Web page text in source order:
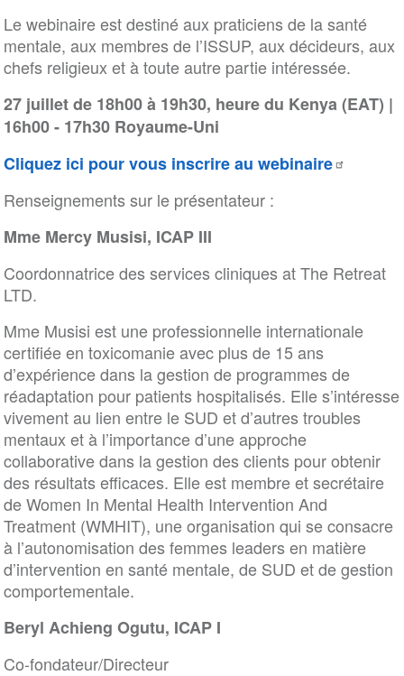
Le webinaire est destiné aux praticiens de la santé
mentale, aux membres de l’ISSUP, aux décideurs, aux
chefs religieux et à toute autre partie intéressée.
27 juillet de 18h00 à 19h30, heure du Kenya (EAT) |
16h00 - 17h30 Royaume-Uni
Cliquez ici pour vous inscrire au webinaire
Renseignements sur le présentateur :
Mme Mercy Musisi, ICAP III
Coordonnatrice des services cliniques at The Retreat
LTD.
Mme Musisi est une professionnelle internationale
certifiée en toxicomanie avec plus de 15 ans
d’expérience dans la gestion de programmes de
réadaptation pour patients hospitalisés. Elle s’intéresse
vivement au lien entre le SUD et d’autres troubles
mentaux et à l’importance d’une approche
collaborative dans la gestion des clients pour obtenir
des résultats efficaces. Elle est membre et secrétaire
de Women In Mental Health Intervention And
Treatment (WMHIT), une organisation qui se consacre
à l’autonomisation des femmes leaders en matière
d’intervention en santé mentale, de SUD et de gestion
comportementale.
Beryl Achieng Ogutu, ICAP I
Co-fondateur/Directeur